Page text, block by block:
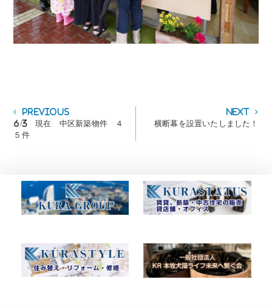
投
稿
ナ
シ
ョ
PreviousPrevious
post:
6/3 現在 中区新築物件 ４
５件
Next
post:
横断幕を設置いたしました！